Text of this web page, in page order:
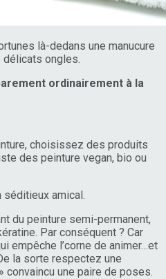
là-dedans une manucure
ongles.
ordinairement à la
choisissez des produits
des peinture vegan, bio ou
séditieux amical.
du peinture semi-permanent,
Par conséquent ? Car
empêche l’corne de animer…et
la sorte respectez une
convaincu une paire de poses.